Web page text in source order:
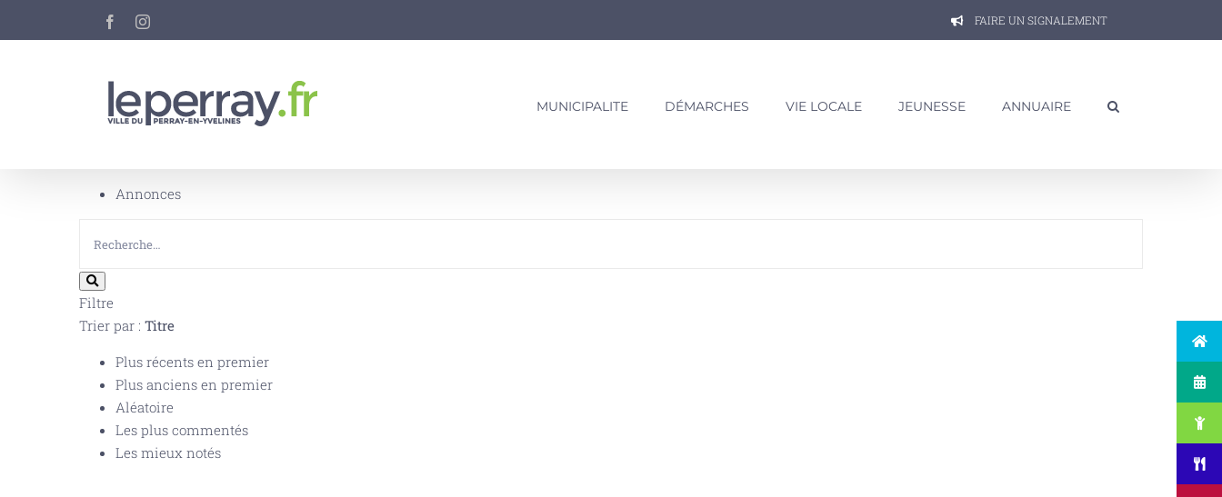
FacebookInstagram FAIRE UN SIGNALEMENT
MUNICIPALITE DÉMARCHES VIE LOCALE JEUNESSE ANNUAIRE
Annonces
Filtre
Trier par : Titre
Plus récents en premier
Plus anciens en premier
Aléatoire
Les plus commentés
Les mieux notés